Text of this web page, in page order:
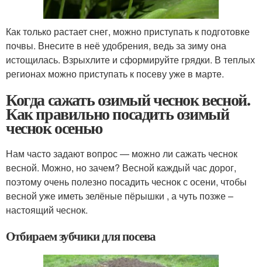
Как только растает снег, можно приступать к подготовке
почвы. Внесите в неё удобрения, ведь за зиму она
истощилась. Взрыхлите и сформируйте грядки. В теплых
регионах можно приступать к посеву уже в марте.
Когда сажать озимый чеснок весной.
Как правильно посадить озимый
чеснок осенью
Нам часто задают вопрос — можно ли сажать чеснок
весной. Можно, но зачем? Весной каждый час дорог,
поэтому очень полезно посадить чеснок с осени, чтобы
весной уже иметь зелёные пёрышки , а чуть позже –
настоящий чеснок.
Отбираем зубчики для посева